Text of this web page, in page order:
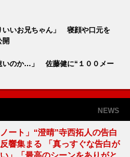
いいお兄ちゃん」 寝顔や口元を
開
いのか…」 佐藤健に“１００メー
NEWS
ノート」“澄晴”寺西拓人の告白
響集まる 「真っすぐな告白が
」「最高のシーンをありがと